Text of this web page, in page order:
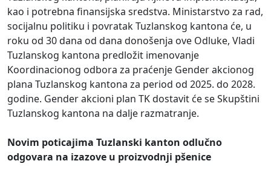
kao i potrebna finansijska sredstva. Ministarstvo za rad,
socijalnu politiku i povratak Tuzlanskog kantona će, u
roku od 30 dana od dana donošenja ove Odluke, Vladi
Tuzlanskog kantona predložit imenovanje
Koordinacionog odbora za praćenje Gender akcionog
plana Tuzlanskog kantona za period od 2025. do 2028.
godine. Gender akcioni plan TK dostavit će se Skupštini
Tuzlanskog kantona na dalje razmatranje.
Novim poticajima Tuzlanski kanton odlučno
odgovara na izazove u proizvodnji pšenice